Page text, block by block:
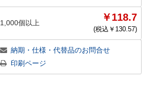
1,000個以上 ￥118.7
(税込￥ 130.57)
納期・仕様・代替品のお問合せ
印刷ページ